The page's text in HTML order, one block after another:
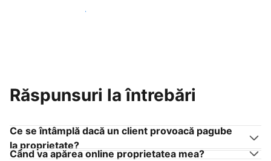
Alăturați-vă gazdelor ca dvs.
Răspunsuri la întrebări
Ce se întâmplă dacă un client provoacă pagube
la proprietate?
Când va apărea online proprietatea mea?